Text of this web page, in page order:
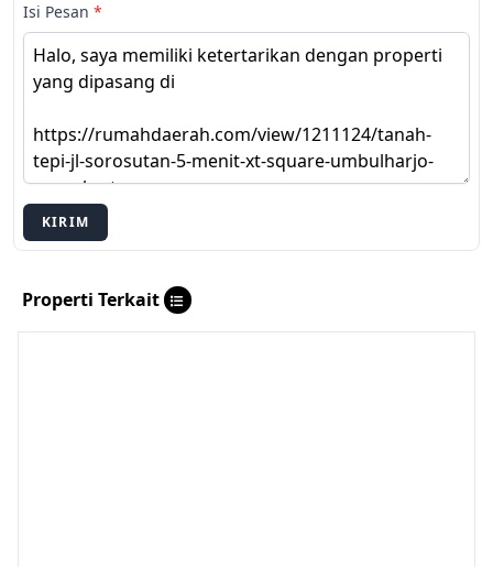
Isi Pesan *
KIRIM
Properti Terkait